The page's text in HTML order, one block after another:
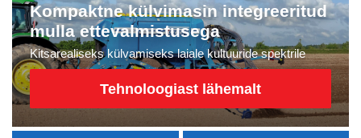
Kompaktne külvimasin integreeritud
mulla ettevalmistusega
Kitsarealiseks külvamiseks laiale kultuuride spektrile
Tehnoloogiast lähemalt